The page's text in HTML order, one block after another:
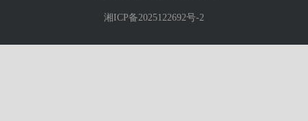
湘ICP备2025122692号-2